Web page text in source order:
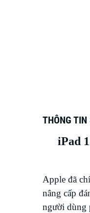
THÔNG
iPad
Apple đã
nâng cấp
người dùng